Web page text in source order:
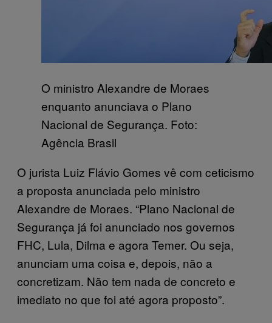
O ministro Alexandre de Moraes
enquanto anunciava o Plano
Nacional de Segurança. Foto:
Agência Brasil
O jurista Luiz Flávio Gomes vê com ceticismo
a proposta anunciada pelo ministro
Alexandre de Moraes. “Plano Nacional de
Segurança já foi anunciado nos governos
FHC, Lula, Dilma e agora Temer. Ou seja,
anunciam uma coisa e, depois, não a
concretizam. Não tem nada de concreto e
imediato no que foi até agora proposto”.